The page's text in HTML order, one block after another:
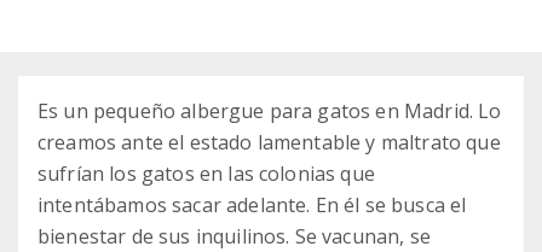
Es un pequeño albergue para gatos en Madrid. Lo
creamos ante el estado lamentable y maltrato que
sufrían los gatos en las colonias que
intentábamos sacar adelante. En él se busca el
bienestar de sus inquilinos. Se vacunan, se